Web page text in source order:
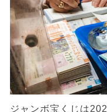
ジャンボ宝くじは